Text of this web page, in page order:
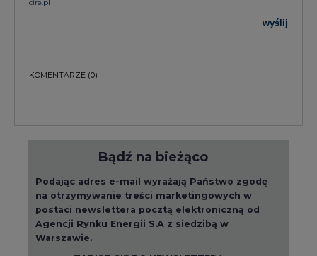
Podając adres e-mail wyrażają Państwo zgodę
na otrzymywanie treści marketingowych w
postaci newslettera pocztą elektroniczną od
Agencji Rynku Energii S.A z siedzibą w
Warszawie.
ZAPISZ SIĘ DO NEWSLETTERA